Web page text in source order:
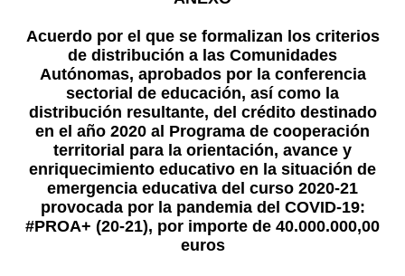
Acuerdo por el que se formalizan los criterios
de distribución a las Comunidades
Autónomas, aprobados por la conferencia
sectorial de educación, así como la
distribución resultante, del crédito destinado
en el año 2020 al Programa de cooperación
territorial para la orientación, avance y
enriquecimiento educativo en la situación de
emergencia educativa del curso 2020-21
provocada por la pandemia del COVID-19:
#PROA+ (20-21), por importe de 40.000.000,00
euros